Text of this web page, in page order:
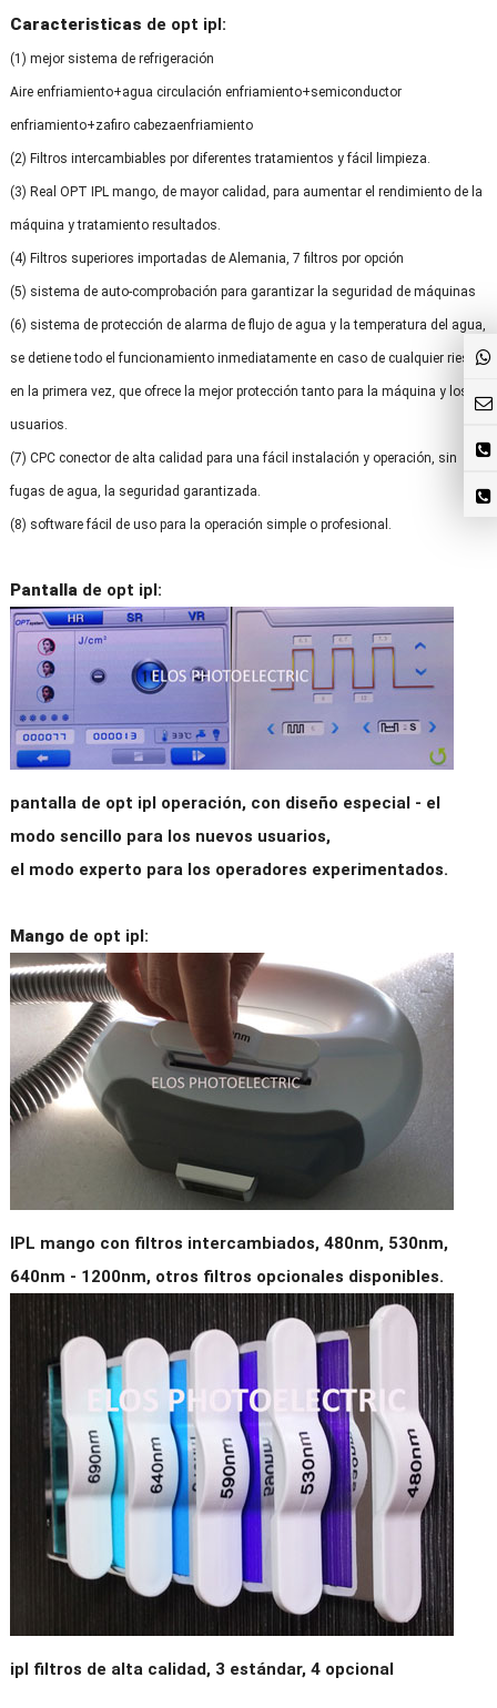
Caracteristicas de opt ipl:
(1) mejor sistema de refrigeración
Aire enfriamiento+agua circulación enfriamiento+semiconductor
enfriamiento+zafiro cabezaenfriamiento
(2) Filtros intercambiables por diferentes tratamientos y fácil limpieza.
(3) Real OPT IPL mango, de mayor calidad, para aumentar el rendimiento de la
máquina y tratamiento resultados.
(4) Filtros superiores importadas de Alemania, 7 filtros por opción
(5) sistema de auto-comprobación para garantizar la seguridad de máquinas
(6) sistema de protección de alarma de flujo de agua y la temperatura del agua,
se detiene todo el funcionamiento inmediatamente en caso de cualquier riesgo
en la primera vez, que ofrece la mejor protección tanto para la máquina y los
usuarios.
(7) CPC conector de alta calidad para una fácil instalación y operación, sin
fugas de agua, la seguridad garantizada.
(8) software fácil de uso para la operación simple o profesional.
Pantallade opt ipl:
pantalla de opt ipl operación, con diseño especial - el
modo sencillo para los nuevos usuarios,
el modo experto para los operadores experimentados.
Mangode opt ipl:
IPL mango con filtros intercambiados, 480nm, 530nm,
640nm - 1200nm, otros filtros opcionales disponibles.
ipl filtros de alta calidad, 3 estándar, 4 opcional